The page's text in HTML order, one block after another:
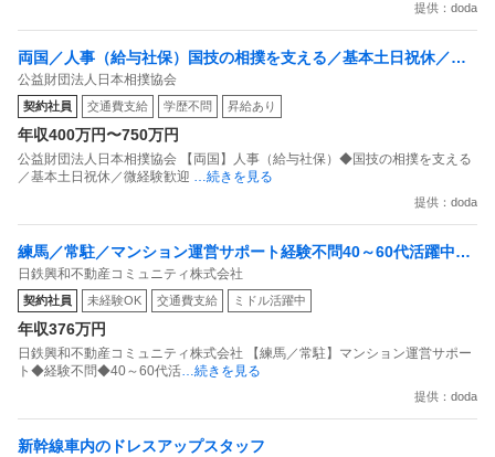
提供：doda
両国／人事（給与社保）国技の相撲を支える／基本土日祝休／微
経験歓迎
公益財団法人日本相撲協会
契約社員 交通費支給 学歴不問 昇給あり
年収400万円〜750万円
公益財団法人日本相撲協会 【両国】人事（給与社保）◆国技の相撲を支える
／基本土日祝休／微経験歓迎 …続きを見る
提供：doda
練馬／常駐／マンション運営サポート経験不問40～60代活躍中所
定労働7.5h残業10h程度
日鉄興和不動産コミュニティ株式会社
契約社員 未経験OK 交通費支給 ミドル活躍中
年収376万円
日鉄興和不動産コミュニティ株式会社 【練馬／常駐】マンション運営サポー
ト◆経験不問◆40～60代活…続きを見る
提供：doda
新幹線車内のドレスアップスタッフ